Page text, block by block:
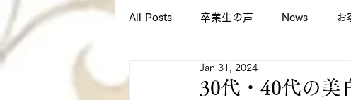
All Posts 卒業生の声 News お
スクールからのお知らせ
30代・40代の美
Jan 31, 2024